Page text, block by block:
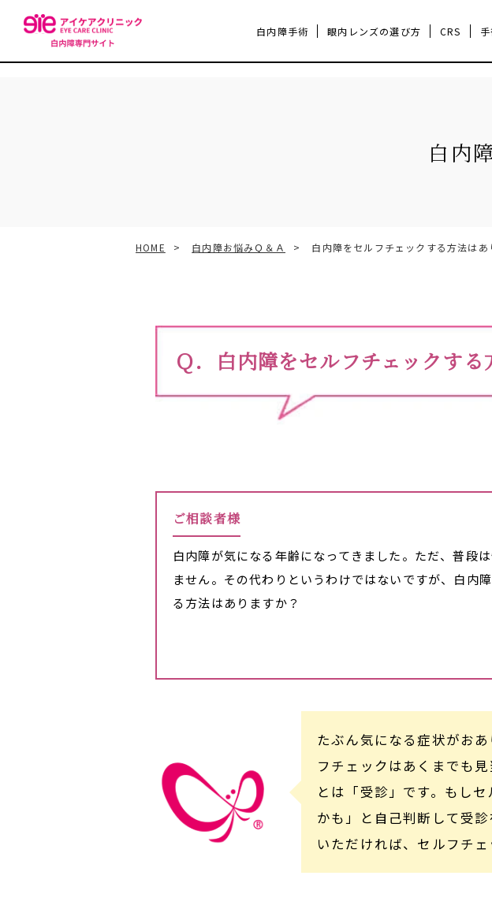
白内障手術 眼内レンズの選び方 CRS
白内
HOME 白内障お悩みＱ＆Ａ 白内障をセルフチェックする方法はあ
白内障をセルフチェックす
ご相談者様
白内障が気になる年齢になってきました。ただ、普段
ません。その代わりというわけではないですが、白内
る方法はありますか？
たぶん気になる症状がお
フチェックはあくまでも
とは「受診」です。もし
かも」と自己判断して受
いただければ、セルフチ